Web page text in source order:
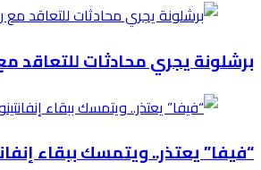
برشلونة يجري محادثات للتعاقد
“فيفا” يعتذر.. ويتمسك ببقاء